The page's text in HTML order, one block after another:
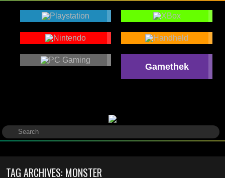
Gamethek
TAG ARCHIVES: MONSTER